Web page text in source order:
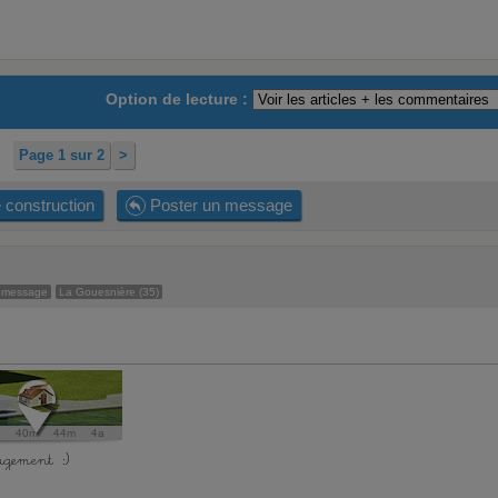
Option de lecture :
Page 1 sur 2 >
Poster un message
La Gouesnière (35)